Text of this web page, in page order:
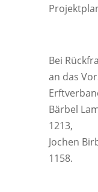
Bei
an das
Bärbel
1213,
Jochen
1158.